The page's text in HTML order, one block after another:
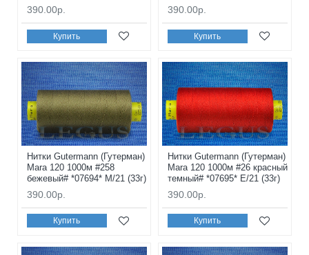
390.00р.
Купить
390.00р.
Купить
Нитки Gutermann (Гутерман)
Mara 120 1000м #258
бежевый# *07694* M/21 (33г)
390.00р.
Купить
Нитки Gutermann (Гутерман)
Mara 120 1000м #26 красный
темный# *07695* E/21 (33г)
390.00р.
Купить